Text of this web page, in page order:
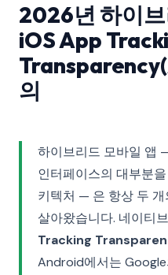
2026년 하이
iOS App
의
하이브리드 모바일 앱
인터페이스의 대부분
키텍처 — 은 항상 두
살아왔습니다. 네이티
Tracking
Android에서는